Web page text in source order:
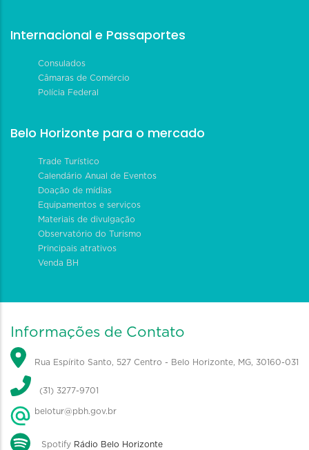
Internacional e Passaportes
Consulados
Câmaras de Comércio
Polícia Federal
Belo Horizonte para o mercado
Trade Turístico
Calendário Anual de Eventos
Doação de mídias
Equipamentos e serviços
Materiais de divulgação
Observatório do Turismo
Principais atrativos
Venda BH
Informações de Contato
Rua Espírito Santo, 527 Centro - Belo Horizonte, MG, 30160-031
(31) 3277-9701
belotur@pbh.gov.br
Spotify Rádio Belo Horizonte